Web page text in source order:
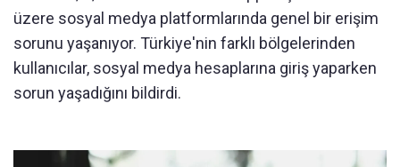
üzere sosyal medya platformlarında genel bir erişim
sorunu yaşanıyor. Türkiye'nin farklı bölgelerinden
kullanıcılar, sosyal medya hesaplarına giriş yaparken
sorun yaşadığını bildirdi.